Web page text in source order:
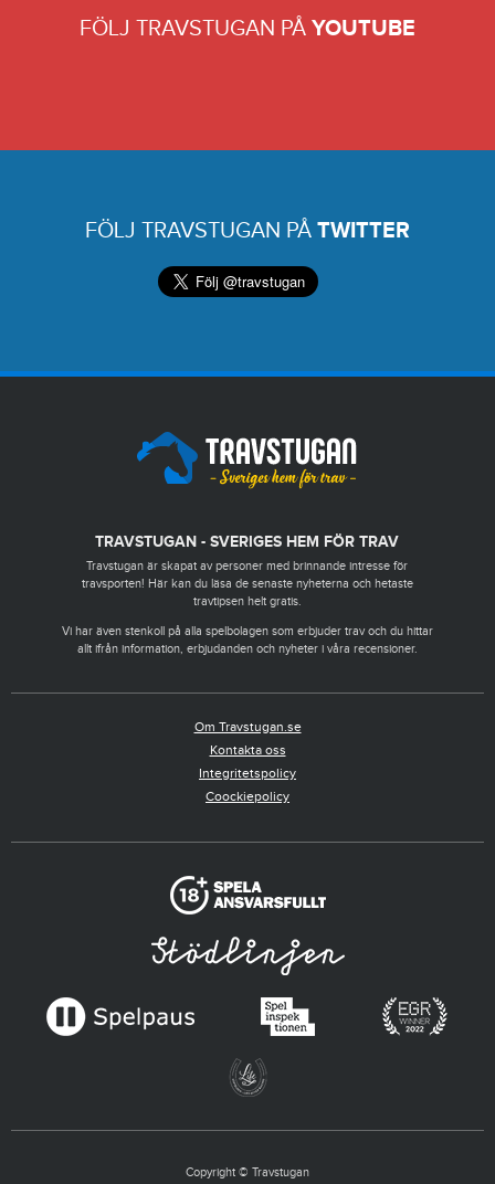
FÖLJ TRAVSTUGAN PÅ YOUTUBE
FÖLJ TRAVSTUGAN PÅ TWITTER
TRAVSTUGAN - SVERIGES HEM FÖR TRAV
Travstugan är skapat av personer med brinnande intresse för
travsporten! Här kan du läsa de senaste nyheterna och hetaste
travtipsen helt gratis.
Vi har även stenkoll på alla spelbolagen som erbjuder trav och du hittar
allt ifrån information, erbjudanden och nyheter i våra recensioner.
Om Travstugan.se
Kontakta oss
Integritetspolicy
Coockiepolicy
Copyright © Travstugan